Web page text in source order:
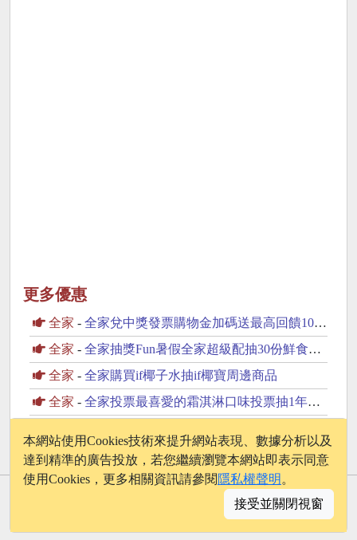
更多優惠
全家 - 全家兌中獎發票購物金加碼送最高回饋100元購物金
全家 - 全家抽獎Fun暑假全家超級配抽30份鮮食咖啡飲品
全家 - 全家購買if椰子水抽if椰寶周邊商品
全家 - 全家投票最喜愛的霜淇淋口味投票抽1年份霜淇淋
© 2026 - onelife.tw
隱私權政策│聯絡我們
本網站使用Cookies技術來提升網站表現、數據分析以及
達到精準的廣告投放，若您繼續瀏覽本網站即表示同意
使用Cookies，更多相關資訊請參閱 隱私權聲明 。
接受並關閉視窗